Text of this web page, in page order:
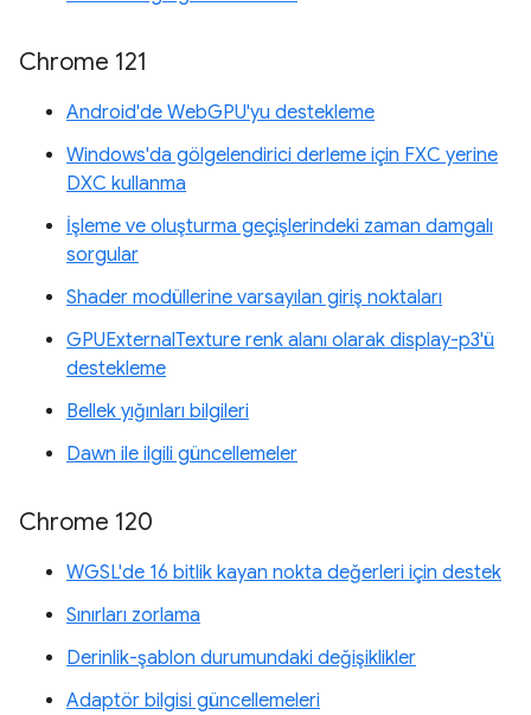
Chrome 121
Android'de WebGPU'yu destekleme
Windows'da gölgelendirici derleme için FXC yerine
DXC kullanma
İşleme ve oluşturma geçişlerindeki zaman damgalı
sorgular
Shader modüllerine varsayılan giriş noktaları
GPUExternalTexture renk alanı olarak display-p3'ü
destekleme
Bellek yığınları bilgileri
Dawn ile ilgili güncellemeler
Chrome 120
WGSL'de 16 bitlik kayan nokta değerleri için destek
Sınırları zorlama
Derinlik-şablon durumundaki değişiklikler
Adaptör bilgisi güncellemeleri